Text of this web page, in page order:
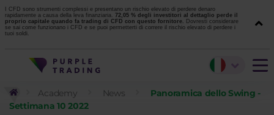
I CFD sono strumenti complessi e presentano un rischio elevato di perdere denaro
rapidamente a causa della leva finanziaria. 72,05 % degli investitori al dettaglio perde il
proprio capitale quando fa trading di CFD con questo fornitore. Dovresti considerare
se sai come funzionano i CFD e se puoi permetterti di correre il rischio elevato di perdere i
tuoi soldi.
Academy News
Panoramica dello Swing -
Settimana 10 2022